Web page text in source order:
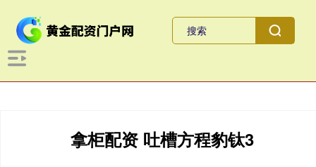
拿柜配资 吐槽方程豹钛3